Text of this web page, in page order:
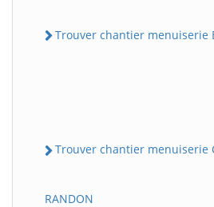
Trouver chantier menuiserie
Trouver chantier menuiserie
RANDON